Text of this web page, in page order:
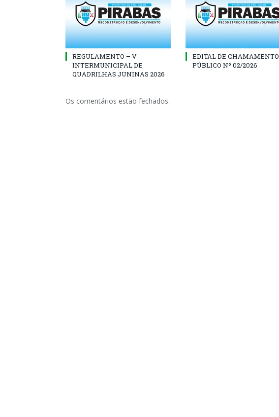
REGULAMENTO – V
INTERMUNICIPAL DE
QUADRILHAS JUNINAS 2026
EDITAL DE CHAMAMENTO
PÚBLICO Nº 02/2026
Os comentários estão fechados.